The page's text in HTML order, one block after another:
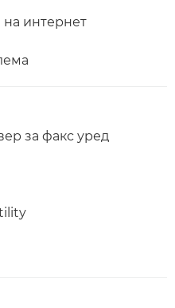
на интернет
за факс уред